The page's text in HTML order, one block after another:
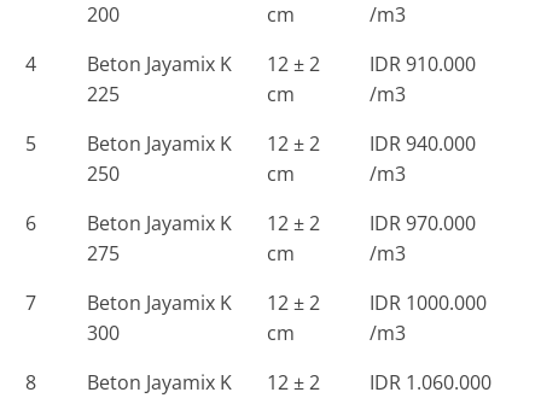
200
cm
/m3
4
Beton Jayamix K
225
12 ± 2
cm
IDR 910.000
/m3
5
Beton Jayamix K
250
12 ± 2
cm
IDR 940.000
/m3
6
Beton Jayamix K
275
12 ± 2
cm
IDR 970.000
/m3
7
Beton Jayamix K
300
12 ± 2
cm
IDR 1000.000
/m3
8
Beton Jayamix K
12 ± 2
IDR 1.060.000